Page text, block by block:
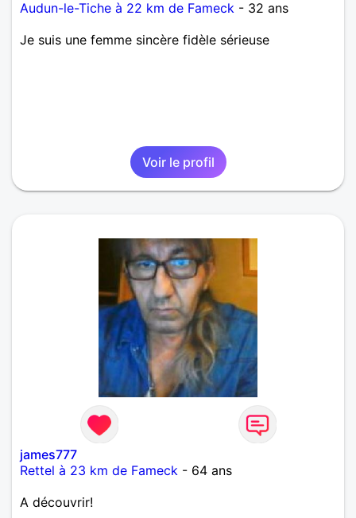
Audun-le-Tiche à 22 km de Fameck - 32 ans
Je suis une femme sincère fidèle sérieuse
Voir le profil
james777
Rettel à 23 km de Fameck - 64 ans
A découvrir!